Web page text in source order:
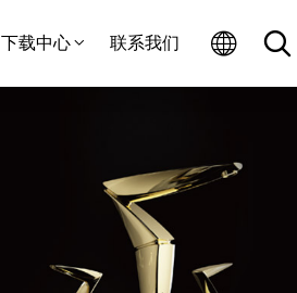
下载中心 联系我们